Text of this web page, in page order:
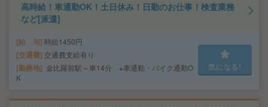
高時給！車通勤OK！土日休み！日勤のお仕事！検査業務
など[派遣]
給 与 時給1450円
交通費 交通費支給有り
勤務地 金比羅前駅～車14分 ※車通勤・バイク通勤O
K
気になる!